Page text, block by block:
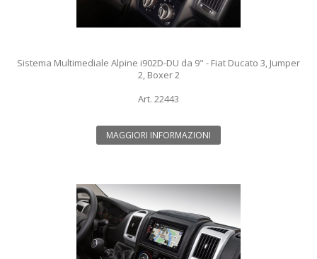
Sistema Multimediale Alpine i902D-DU da 9" - Fiat Ducato 3, Jumper
2, Boxer 2
Art. 22443
MAGGIORI INFORMAZIONI